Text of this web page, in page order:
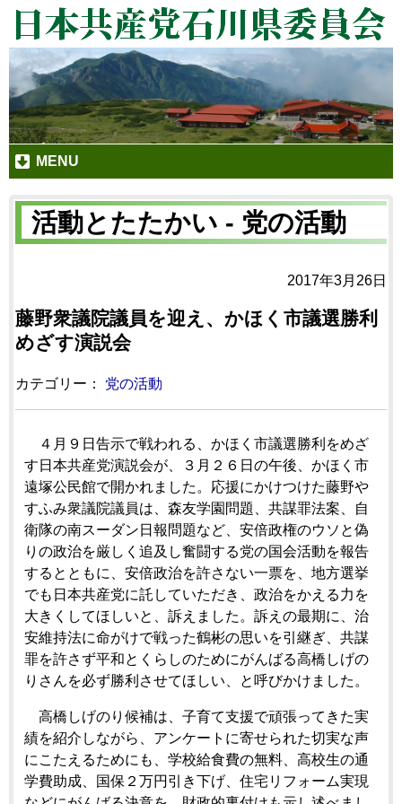
MENU
活動とたたかい - 党の活動
2017年3月26日
藤野衆議院議員を迎え、かほく市議選勝利
めざす演説会
カテゴリー： 党の活動
４月９日告示で戦われる、かほく市議選勝利をめざ
す日本共産党演説会が、３月２６日の午後、かほく市
遠塚公民館で開かれました。応援にかけつけた藤野や
すふみ衆議院議員は、森友学園問題、共謀罪法案、自
衛隊の南スーダン日報問題など、安倍政権のウソと偽
りの政治を厳しく追及し奮闘する党の国会活動を報告
するとともに、安倍政治を許さない一票を、地方選挙
でも日本共産党に託していただき、政治をかえる力を
大きくしてほしいと、訴えました。訴えの最期に、治
安維持法に命がけで戦った鶴彬の思いを引継ぎ、共謀
罪を許さず平和とくらしのためにがんばる高橋しげの
りさんを必ず勝利させてほしい、と呼びかけました。
高橋しげのり候補は、子育て支援で頑張ってきた実
績を紹介しながら、アンケートに寄せられた切実な声
にこたえるためにも、学校給食費の無料、高校生の通
学費助成、国保２万円引き下げ、住宅リフォーム実現